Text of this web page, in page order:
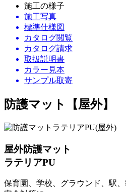
施工の様子
施工写真
標準仕様図
カタログ閲覧
カタログ請求
取扱説明書
カラー見本
サンプル取寄
防護マット【屋外】
屋外防護マット
ラテリアPU
保育園、学校、グラウンド、駅